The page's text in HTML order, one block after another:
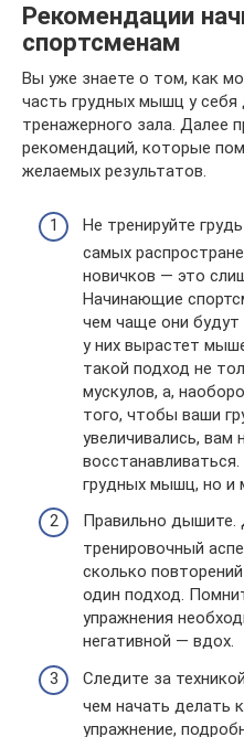
Рекомендации
спортсменам
Вы уже знаете о том, как
часть грудных мышц у себя
тренажерного зала. Далее
рекомендаций, которые
желаемых результатов.
Не тренируйте
самых
новичков — это
Начинающие
чем чаще они
у них вырастет
такой подход не
мускулов, а,
того, чтобы ваши
увеличивались, вам
грудных мышц, но и
Правильно
тренировочный
сколько
один подход.
упражнения
негативной — вдох.
Следите за
чем начать делать
упражнение,